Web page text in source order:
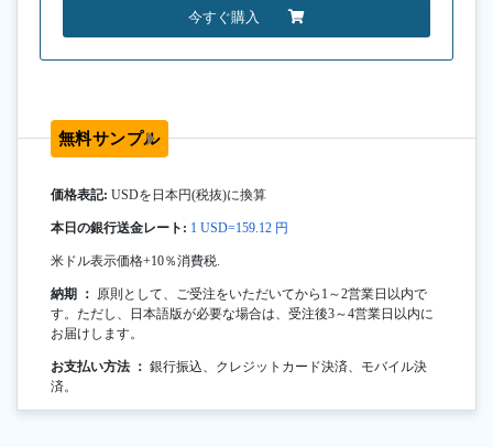
今すぐ購入
無料サンプル
価格表記: USDを日本円(税抜)に換算
本日の銀行送金レート: 1 USD=159.12 円
米ドル表示価格+10％消費税.
納期 ： 原則として、ご受注をいただいてから1～2営業日以内で
す。ただし、日本語版が必要な場合は、受注後3～4営業日以内に
お届けします。
お支払い方法 ： 銀行振込、クレジットカード決済、モバイル決
済。